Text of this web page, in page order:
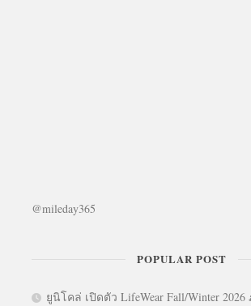
@mileday365
POPULAR POST
ยูนิโคล่ เปิดตัว LifeWear Fall/Winter